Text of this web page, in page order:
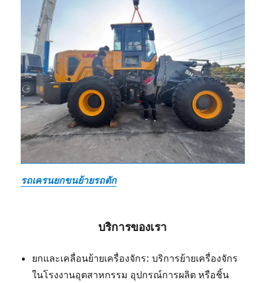
รถเครนยกขนย้ายรถตัก
บริการของเรา
ยกและเคลื่อนย้ายเครื่องจักร: บริการย้ายเครื่องจักร
ในโรงงานอุตสาหกรรม อุปกรณ์การผลิต หรือชิ้น